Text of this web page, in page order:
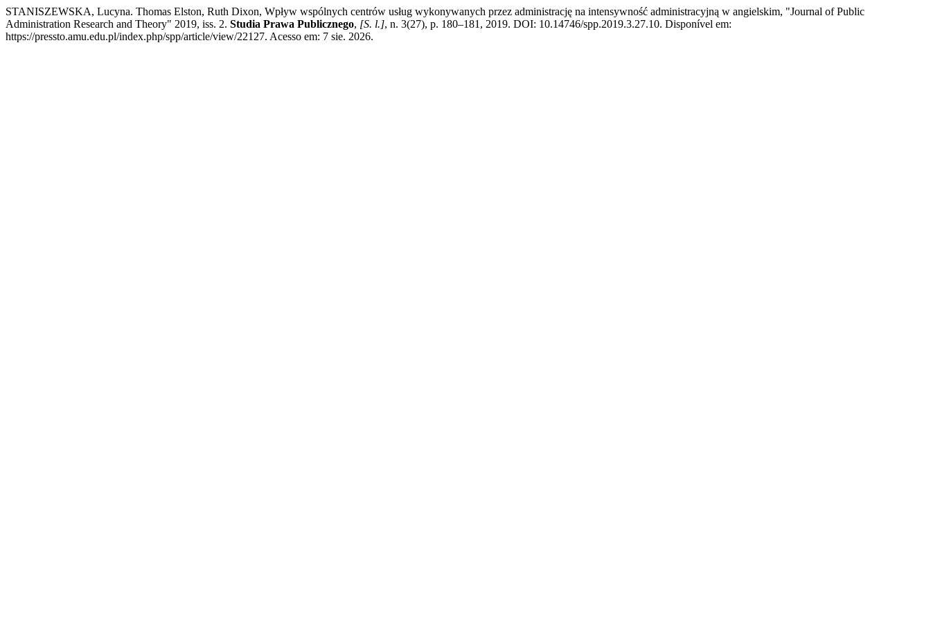
STANISZEWSKA, Lucyna. Thomas Elston, Ruth Dixon, Wpływ wspólnych centrów usług wykonywanych przez administrację na intensywność administracyjną w angielskim, "Journal of Public
Administration Research and Theory" 2019, iss. 2. Studia Prawa Publicznego, [S. l.], n. 3(27), p. 180–181, 2019. DOI: 10.14746/spp.2019.3.27.10. Disponível em:
https://pressto.amu.edu.pl/index.php/spp/article/view/22127. Acesso em: 7 sie. 2026.